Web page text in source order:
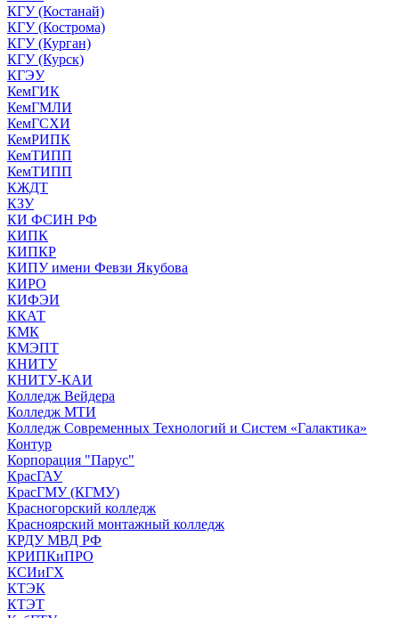
КГУ (Костанай)
КГУ (Кострома)
КГУ (Курган)
КГУ (Курск)
КГЭУ
КемГИК
КемГМЛИ
КемГСХИ
КемРИПК
КемТИПП
КемТИПП
КЖДТ
КЗУ
КИ ФСИН РФ
КИПК
КИПКР
КИПУ имени Февзи Якубова
КИРО
КИФЭИ
ККАТ
КМК
КМЭПТ
КНИТУ
КНИТУ-КАИ
Колледж Вейдера
Колледж МТИ
Колледж Современных Технологий и Систем «Галактика»
Контур
Корпорация "Парус"
КрасГАУ
КрасГМУ (КГМУ)
Красногорский колледж
Красноярский монтажный колледж
КРДУ МВД РФ
КРИПКиПРО
КСИиГХ
КТЭК
КТЭТ